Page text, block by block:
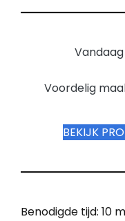
Voordelig
BEKIJK
Benodigde tijd: 10